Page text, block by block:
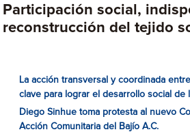
Participación social,
reconstrucción del tejido
La acción transversal y coordinada
clave para lograr el desarrollo social de
Diego Sinhue toma protesta al nuevo
Acción Comunitaria del Bajío A.C.